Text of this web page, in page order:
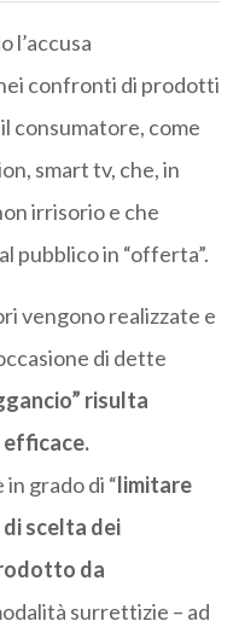
l’accusa
confronti di prodotti
consumatore, come
smart tv, che, in
irrisorio e che
pubblico in “offerta”.
vengono realizzate e
di dette
risulta
grado di “limitare
scelta dei
da
surrettizie – ad